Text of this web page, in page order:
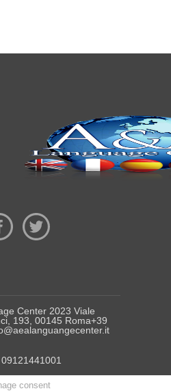
Center 2023 Viale
193, 00145 Roma+39
09121441001
consent